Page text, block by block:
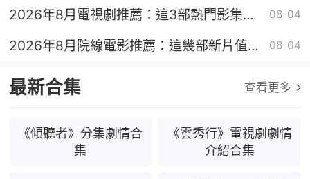
2026年8月電視劇推薦：這3部熱門影集值
08-04
2026年8月院線電影推薦：這幾部新片值得
08-04
最新合集 查看更多
《傾聽者》分集劇情合
集
《雲秀行》電視劇劇情
介紹合集